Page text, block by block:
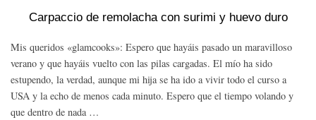
Carpaccio de remolacha con surimi y huevo duro
Mis queridos «glamcooks»: Espero que hayáis pasado un maravilloso
verano y que hayáis vuelto con las pilas cargadas. El mío ha sido
estupendo, la verdad, aunque mi hija se ha ido a vivir todo el curso a
USA y la echo de menos cada minuto. Espero que el tiempo volando y
que dentro de nada …